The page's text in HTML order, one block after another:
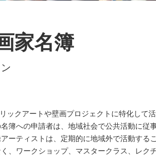
家名簿
クアートや壁画プロジェクトに特化して
簿への申請者は、地域社会で公共活動に従
ーティストは、定期的に地域外で活動する
、ワークショップ、マスタークラス、レク